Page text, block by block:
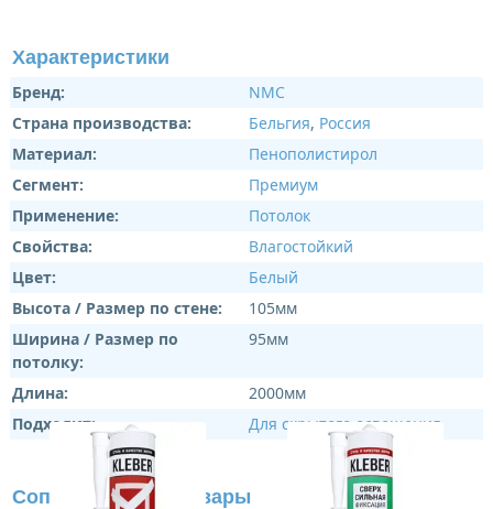
Характеристики
Бренд:
NMC
Страна производства:
Бельгия, Россия
Материал:
Пенополистирол
Сегмент:
Премиум
Применение:
Потолок
Свойства:
Влагостойкий
Цвет:
Белый
Высота / Размер по стене:
105мм
Ширина / Размер по
потолку:
95мм
Длина:
2000мм
Подходит:
Для скрытого освещения
Сопутствующие товары